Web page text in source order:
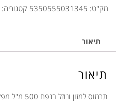
מק"ט: 5350555031345 קטגוריה:
תיאור
תיאור
תרמוס למזון ונוזל בנפח 500 מ"ל מפלדת אל-חלד.